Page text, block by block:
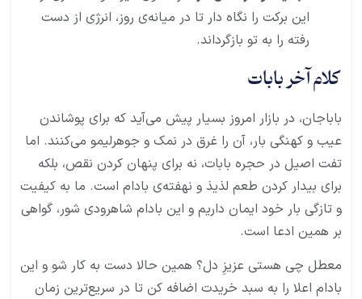
این برکت را نگاه دار تا در میانه‌ی روز، انرژی از دست
رفته را به تو بازگرداند.
کلام آخر بابات
باباجان، در بازار امروز بسیار پیش می‌آید که برای پوشاندن
عیب و کهنگی بار، آن را غرق در نمک و جوهرلیمو می‌کنند. اما
تفت اصیل در حجره بابات، نه برای پنهان کردن نقص، بلکه
برای بیدار کردن طعم لذیذ و نهفته‌ی بادام است. ما به کیفیت
و تازگی بار خود ایمان داریم و این بادام شاهرودی شور، گواهی
بر همین ادعا است.
معطل چی هستی عزیزِ دل؟ همین حالا دست به کار شو و این
بادام اعلا را به سبد خریدت اضافه کن تا در سریع‌ترین زمان